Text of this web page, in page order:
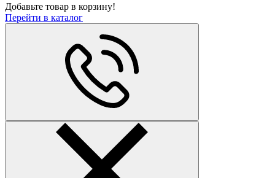
Добавьте товар в корзину!
Перейти в каталог